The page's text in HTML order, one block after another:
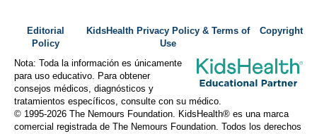
Editorial
Policy
KidsHealth Privacy Policy & Terms of
Use
Copyright
Nota: Toda la información es únicamente
para uso educativo. Para obtener
consejos médicos, diagnósticos y
tratamientos específicos, consulte con su médico.
© 1995-2026 The Nemours Foundation. KidsHealth® es una marca
comercial registrada de The Nemours Foundation. Todos los derechos